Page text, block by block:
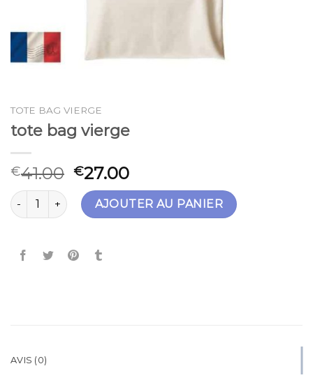
TOTE BAG VIERGE
tote bag vierge
€41.00 €27.00
quantité de tote bag viergeAJOUTER AU PANIER
AVIS (0)